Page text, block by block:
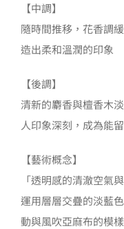
【中調】
隨時間推移，花香調
造出柔和溫潤的印象
【後調】
清新的麝香與檀香木
人印象深刻，成為能
【藝術概念】
「透明感的清澈空氣
運用層層交疊的淡藍
動與風吹亞麻布的模樣